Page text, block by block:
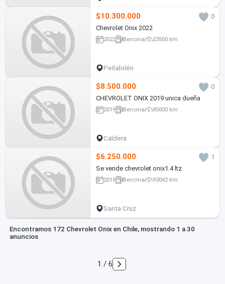
$10.300.000
0
Chevrolet Onix 2022
2022 Bencina 23500 km
Peñalolén
$8.500.000
0
CHEVROLET ONIX 2019 unica dueña
2019 Bencina 85000 km
Caldera
$6.250.000
1
Se vende chevrolet onix1.4 ltz
2018 Bencina 93042 km
Santa Cruz
Encontramos 172 Chevrolet Onix en Chile, mostrando 1 a 30
anuncios
1 / 6